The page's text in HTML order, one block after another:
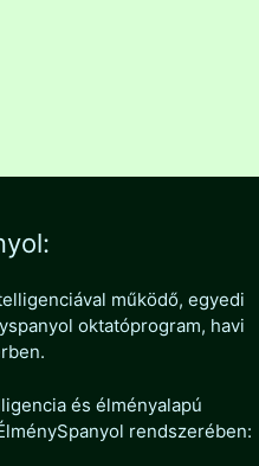
működő, egyedi
oktatóprogram, havi
és élményalapú
rendszerében: